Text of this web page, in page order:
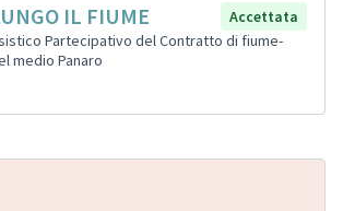
IL FIUME
Accettata
Partecipativo del Contratto di fiume-
medio Panaro